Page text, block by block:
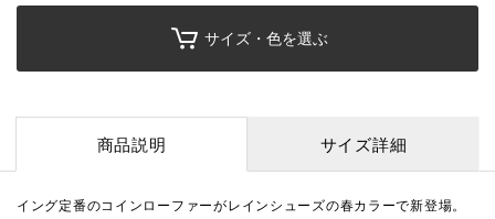
サイズ・色を選ぶ
商品説明 サイズ詳細
イング定番のコインローファーがレインシューズの春カラーで新登場。